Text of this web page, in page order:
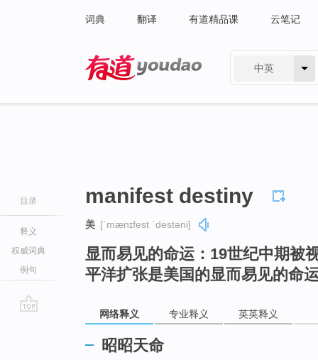
词典 翻译 有道精品课 云笔记
中英
目录
释义
权威词典
例句
manifest destiny
美 [ˈmænɪfest ˈdestəni]
显而易见的命运：19世纪中期被
平洋扩张是美国的显而易见的命
网络释义 专业释义 英英释义
昭昭天命